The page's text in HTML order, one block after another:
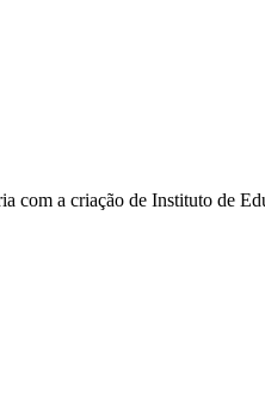
com a criação de Instituto de